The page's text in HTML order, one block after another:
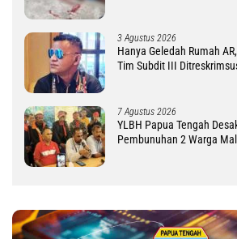
3 Agustus 2026
Hanya Geledah Rumah
Tim Subdit III
7 Agustus 2026
YLBH Papua Tengah
Pembunuhan 2 Warga